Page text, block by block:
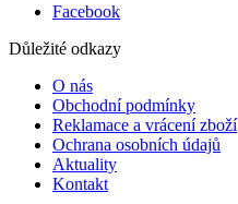
Facebook
Důležité odkazy
O nás
Obchodní podmínky
Reklamace a vrácení zboží
Ochrana osobních údajů
Aktuality
Kontakt